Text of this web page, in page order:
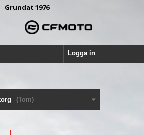
Grundat 1976
Logga in
(Tom)